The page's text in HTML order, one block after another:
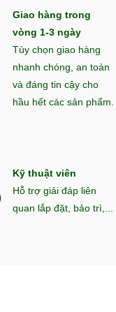
Giao hàng trong
vòng 1-3 ngày
Tùy chọn giao hàng
nhanh chóng, an toàn
và đáng tin cậy cho
hầu hết các sản phẩm.
Kỹ thuật viên
Hỗ trợ giải đáp liên
quan lắp đặt, bảo trì,...